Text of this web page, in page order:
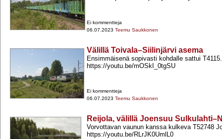
Ei kommentteja
06.07.2023 Teemu Saukkonen
Välillä Toivala–Siilinjärvi asema
Ensimmäisenä sopivasti kohdalle sattui T4115.
https://youtu.be/mOSkI_0tgSU
Ei kommentteja
06.07.2023 Teemu Saukkonen
Reijola, välillä Joensuu
Vorvottavan vaunun kanssa kulkeva T52748
https://youtu.be/RLrJK0UmlL0